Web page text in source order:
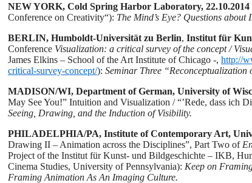
NEW YORK, Cold Spring Harbor Laboratory, 22.10.2014
Conference on Creativity“): The Mind’s Eye? Questions
BERLIN, Humboldt-Universität zu Berlin, Institut für
Conference Visualization: a critical survey of the concept /
James Elkins – School of the Art Institute of Chicago -, http://
critical-survey-concept/): Seminar Three
MADISON/WI, Department of German, University of
May See You!” Intuition and Visualization / “’Rede, dass ich
Seeing, Drawing, and the Induction of Visibility.
PHILADELPHIA/PA, Institute of Contemporary Art,
Drawing II – Animation across the Disciplines”, Part Two of
Project of the Institut für Kunst- und Bildgeschichte – IKB,
Cinema Studies, University of Pennsylvania): Keep on
Framing Animation As An Imaging Culture.